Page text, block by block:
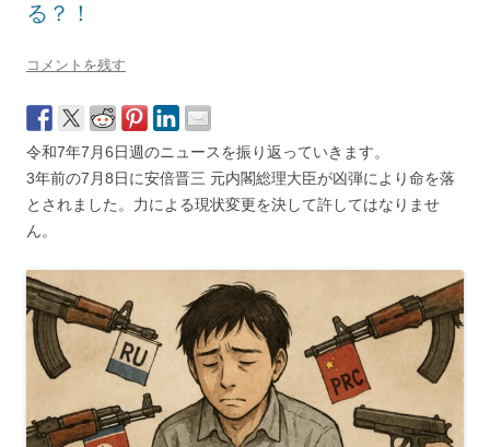
る？！
コメントを残す
令和7年7月6日週のニュースを振り返っていきます。
3年前の7月8日に安倍晋三 元内閣総理大臣が凶弾により命を落
とされました。力による現状変更を決して許してはなりませ
ん。